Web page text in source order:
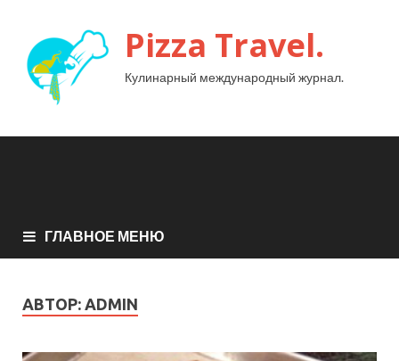
Pizza Travel.
Кулинарный международный журнал.
ГЛАВНОЕ МЕНЮ
АВТОР: ADMIN